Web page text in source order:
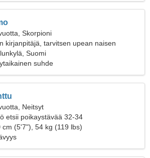
Skorpioni
kirjanpitäjä, tarvitsen upean naisen
Suomi
suhde
Neitsyt
etsii poikaystävää 32-34
cm (5'7"), 54 kg (119 lbs)